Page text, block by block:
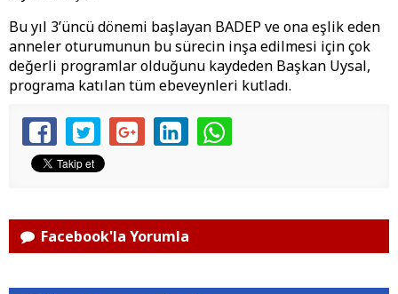
Bu yıl 3’üncü dönemi başlayan BADEP ve ona eşlik eden
anneler oturumunun bu sürecin inşa edilmesi için çok
değerli programlar olduğunu kaydeden Başkan Uysal,
programa katılan tüm ebeveynleri kutladı.
Facebook'la Yorumla